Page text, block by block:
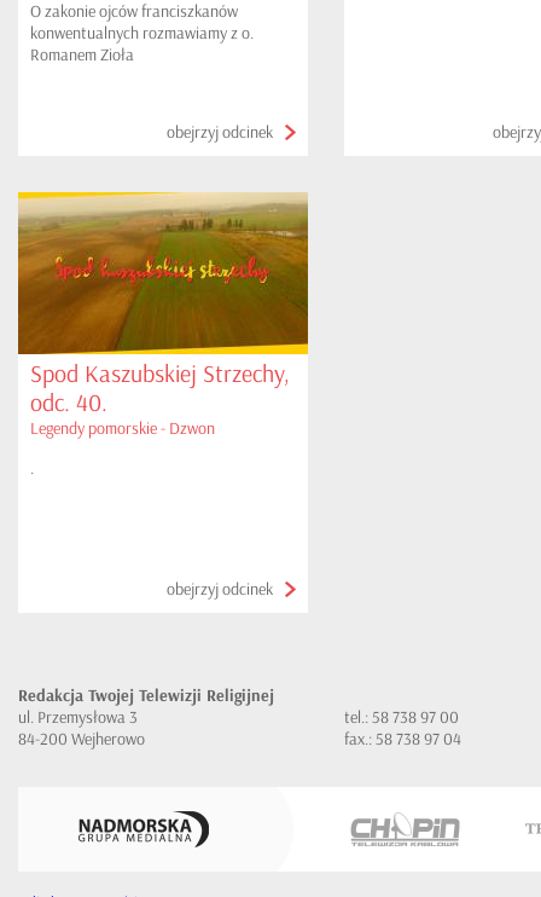
O zakonie ojców franciszkanów
konwentualnych rozmawiamy z o.
Romanem Zioła
obejrzyj odcinek
Spod Kaszubskiej Strzechy,
odc. 40.
Legendy pomorskie - Dzwon
.
obejrzyj odcinek
Redakcja Twojej Telewizji Religijnej
ul. Przemysłowa 3
84-200 Wejherowo
tel.: 58 738 97 00
fax.: 58 738 97 04